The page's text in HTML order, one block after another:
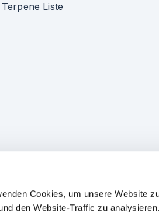
Cookies, um unsere Website
den Website-Traffic zu
Terpene Liste